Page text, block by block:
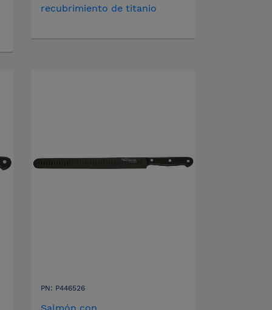
recubrimiento de titanio
PN: P446526